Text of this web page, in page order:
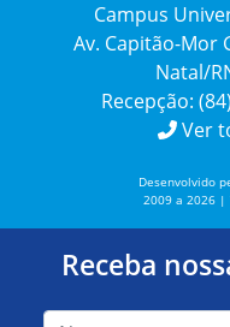
Campus
Av. Capitão-Mor
Natal/
Recepção:
Ver
Desenvolvido
2009 a 2026 |
Receba